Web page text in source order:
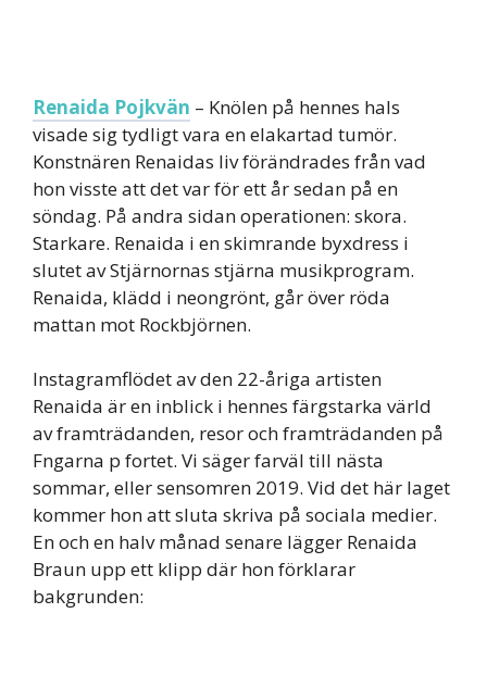
Renaida Pojkvän – Knölen på hennes hals
visade sig tydligt vara en elakartad tumör.
Konstnären Renaidas liv förändrades från vad
hon visste att det var för ett år sedan på en
söndag. På andra sidan operationen: skora.
Starkare. Renaida i en skimrande byxdress i
slutet av Stjärnornas stjärna musikprogram.
Renaida, klädd i neongrönt, går över röda
mattan mot Rockbjörnen.
Instagramflödet av den 22-åriga artisten
Renaida är en inblick i hennes färgstarka värld
av framträdanden, resor och framträdanden på
Fngarna p fortet. Vi säger farväl till nästa
sommar, eller sensomren 2019. Vid det här laget
kommer hon att sluta skriva på sociala medier.
En och en halv månad senare lägger Renaida
Braun upp ett klipp där hon förklarar
bakgrunden: